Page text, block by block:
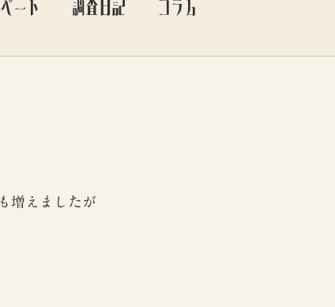
ート 調査日記 コラム
増えましたが